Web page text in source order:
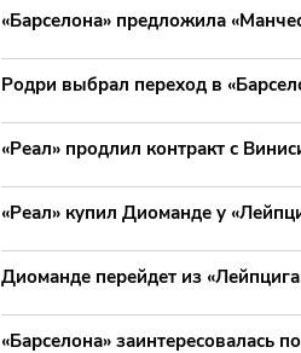
«Барселона» предложила
Родри выбрал переход в
«Реал» продлил контракт с
«Реал» купил Диоманде у
Диоманде перейдет из
«Барселона»